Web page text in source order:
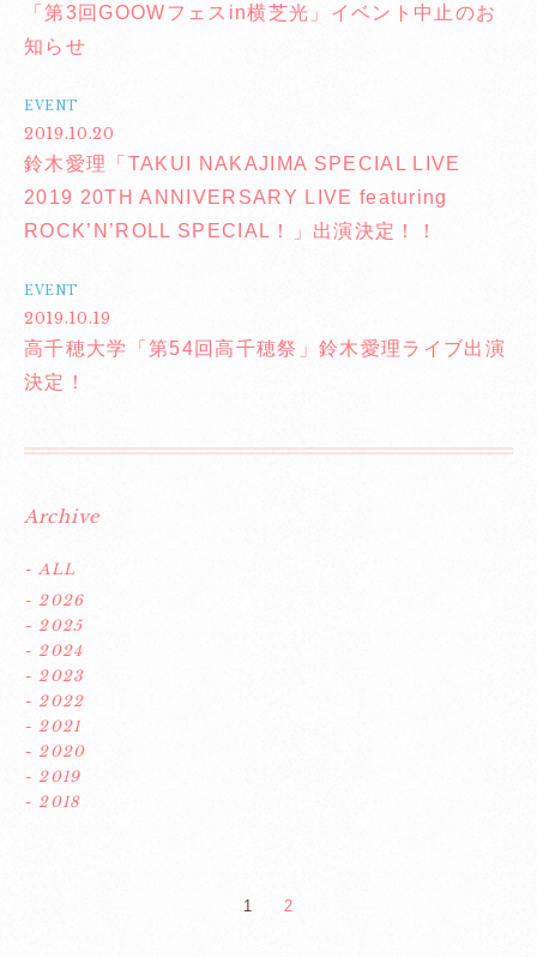
「第3回GOOWフェスin横芝光」イベント中止のお
知らせ
EVENT
2019.10.20
鈴木愛理「TAKUI NAKAJIMA SPECIAL LIVE
2019 20TH ANNIVERSARY LIVE featuring
ROCK’N’ROLL SPECIAL！」出演決定！！
EVENT
2019.10.19
高千穂大学「第54回高千穂祭」鈴木愛理ライブ出演
決定！
Archive
- ALL
- 2026
- 2025
- 2024
- 2023
- 2022
- 2021
- 2020
- 2019
- 2018
1 2